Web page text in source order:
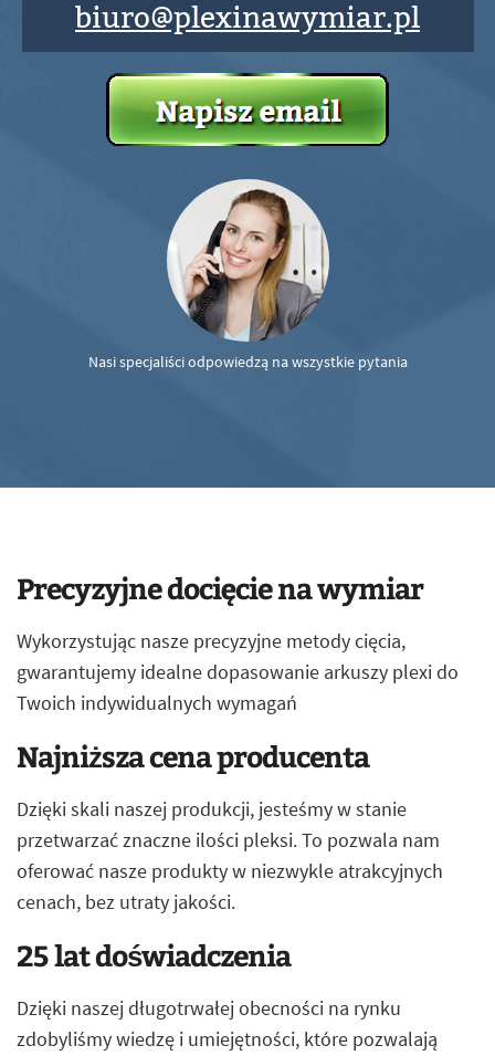
biuro@plexinawymiar.pl
Nasi specjaliści odpowiedzą na wszystkie pytania
Precyzyjne docięcie na wymiar
Wykorzystując nasze precyzyjne metody cięcia,
gwarantujemy idealne dopasowanie arkuszy plexi do
Twoich indywidualnych wymagań
Najniższa cena producenta
Dzięki skali naszej produkcji, jesteśmy w stanie
przetwarzać znaczne ilości pleksi. To pozwala nam
oferować nasze produkty w niezwykle atrakcyjnych
cenach, bez utraty jakości.
25 lat doświadczenia
Dzięki naszej długotrwałej obecności na rynku
zdobyliśmy wiedzę i umiejętności, które pozwalają